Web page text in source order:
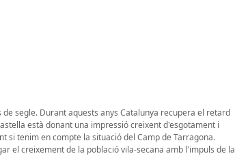
segle. Durant aquests anys Catalunya recupera el retard
està donant una impressió creixent d'esgotament i
si tenim en compte la situació del Camp de Tarragona.
el creixement de la població vila-secana amb l'impuls de la